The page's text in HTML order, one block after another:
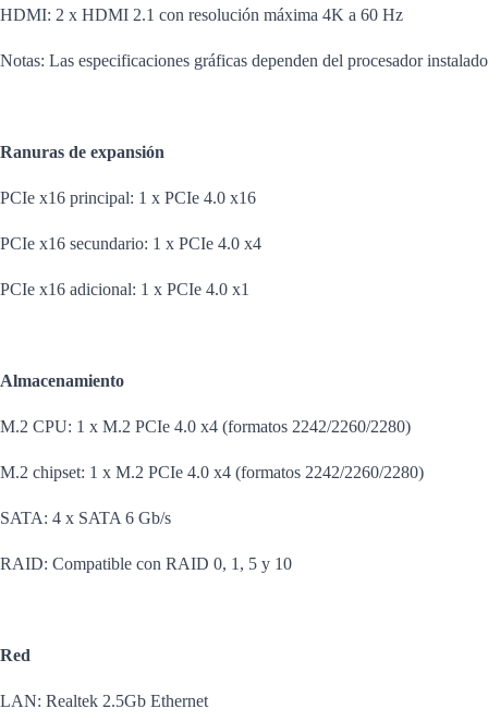
HDMI: 2 x HDMI 2.1 con resolución máxima 4K a 60 Hz
Notas: Las especificaciones gráficas dependen del procesador instalado
Ranuras de expansión
PCIe x16 principal: 1 x PCIe 4.0 x16
PCIe x16 secundario: 1 x PCIe 4.0 x4
PCIe x16 adicional: 1 x PCIe 4.0 x1
Almacenamiento
M.2 CPU: 1 x M.2 PCIe 4.0 x4 (formatos 2242/2260/2280)
M.2 chipset: 1 x M.2 PCIe 4.0 x4 (formatos 2242/2260/2280)
SATA: 4 x SATA 6 Gb/s
RAID: Compatible con RAID 0, 1, 5 y 10
Red
LAN: Realtek 2.5Gb Ethernet